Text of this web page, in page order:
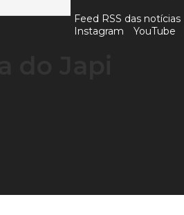
Feed RSS das notícias
Instagram
YouTube